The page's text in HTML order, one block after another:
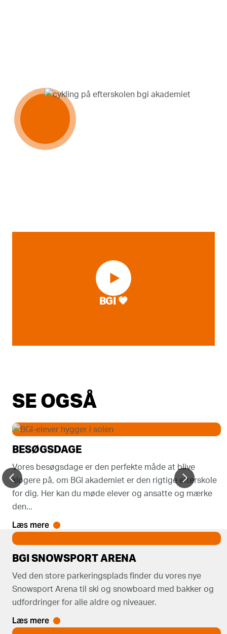
BGI 🧡
SE OGSÅ
BESØGSDAGE
Vores besøgsdage er den perfekte måde at blive
klogere på, om BGI akademiet er den rigtige efterskole
for dig. Her kan du møde elever og ansatte og mærke
den...
Læs mere
BGI SNOWSPORT ARENA
Ved den store parkeringsplads finder du vores nye
Snowsport Arena til ski og snowboard med bakker og
udfordringer for alle aldre og niveauer.
Læs mere